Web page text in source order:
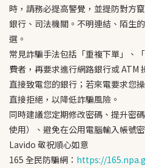
時，請務必提高警覺，並提防對方
銀行、司法機關。不明連結、陌生
選。
常見詐騙手法包括「重複下單」、
費者，再要求進行網路銀行或 ATM
直接致電您的銀行；若來電要求您
直接拒絕，以降低詐騙風險。
同時建議您定期修改密碼、提升密
使用）、避免在公用電腦輸入帳號
Lavido 敬祝順心如意
165 全民防騙網： https://